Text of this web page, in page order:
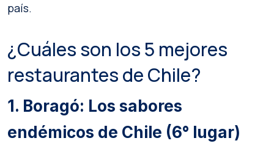
país.
¿Cuáles son los 5 mejores
restaurantes de Chile?
1. Boragó: Los sabores
endémicos de Chile (6° lugar)